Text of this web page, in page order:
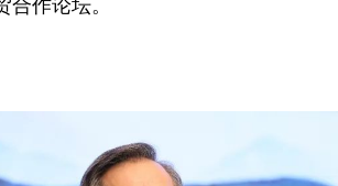
合作论坛。